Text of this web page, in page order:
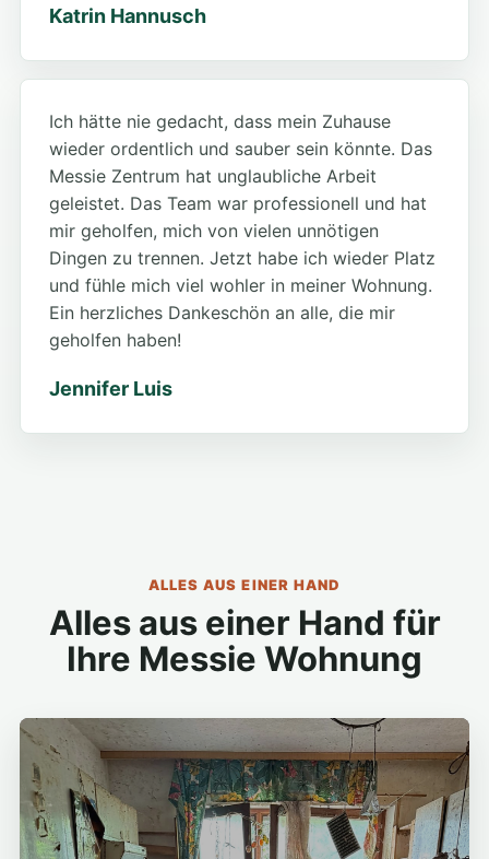
Katrin Hannusch
Ich hätte nie gedacht, dass mein Zuhause
wieder ordentlich und sauber sein könnte. Das
Messie Zentrum hat unglaubliche Arbeit
geleistet. Das Team war professionell und hat
mir geholfen, mich von vielen unnötigen
Dingen zu trennen. Jetzt habe ich wieder Platz
und fühle mich viel wohler in meiner Wohnung.
Ein herzliches Dankeschön an alle, die mir
geholfen haben!
Jennifer Luis
ALLES AUS EINER HAND
Alles aus einer Hand für
Ihre Messie Wohnung